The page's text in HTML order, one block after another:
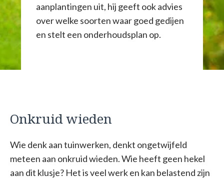
aanplantingen uit, hij geeft ook advies
over welke soorten waar goed gedijen
en stelt een onderhoudsplan op.
Onkruid wieden
Wie denk aan tuinwerken, denkt ongetwijfeld
meteen aan onkruid wieden. Wie heeft geen hekel
aan dit klusje? Het is veel werk en kan belastend zijn